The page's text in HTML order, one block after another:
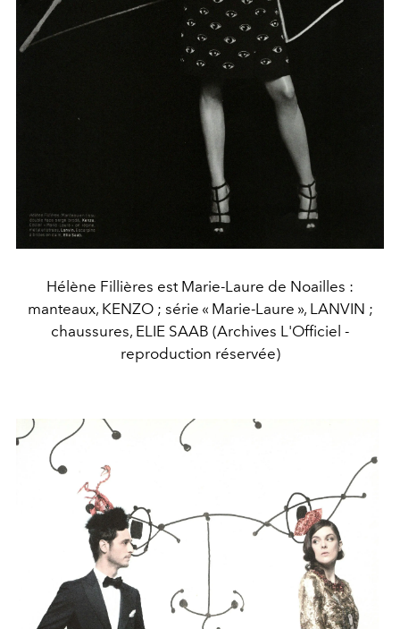
Hélène Fillières est Marie-Laure de Noailles :
manteaux, KENZO ; série « Marie-Laure », LANVIN ;
chaussures, ELIE SAAB (Archives L'Officiel -
reproduction réservée)